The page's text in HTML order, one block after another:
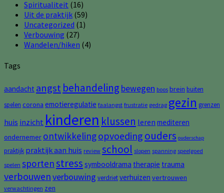
Spiritualiteit (16)
Uit de praktijk (59)
Uncategorized (1)
Verbouwing (27)
Wandelen/hiken (4)
Tags
aandacht angst behandeling bewegen boos brein buiten
spelen corona emotieregulatie faalangst frustratie gedrag gezin grenzen
huis inzicht kinderen klussen leren mediteren
ondernemer ontwikkelingopvoeding ouders ouderschap
praktijk praktijk aan huis review school slopen spanning speelgoed
spelen sportenstress symbooldrama therapie trauma
verbouwenverbouwing verdrietverhuizen vertrouwen
verwachtingen zen